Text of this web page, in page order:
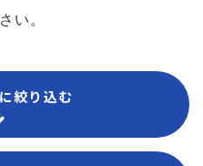
い。
絞り込む